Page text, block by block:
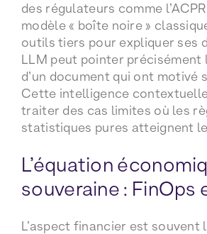
des régulateurs comme
modèle « boîte noire »
outils tiers pour expliquer ses
LLM peut pointer précisément
d’un document qui ont motivé
Cette intelligence
traiter des cas limites où les
statistiques pures atteignent
L’équation
souveraine : FinOps
L’aspect financier est souvent